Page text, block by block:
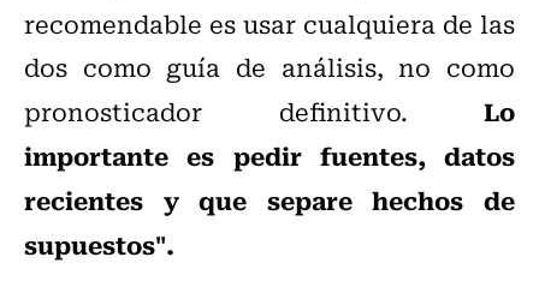
recomendable es usar cualquiera de las
dos como guía de análisis, no como
pronosticador definitivo. Lo
importante es pedir fuentes, datos
recientes y que separe hechos de
supuestos".